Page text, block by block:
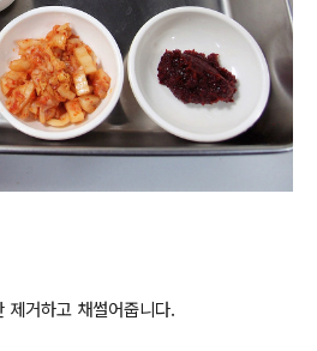
제거하고 채썰어줍니다.